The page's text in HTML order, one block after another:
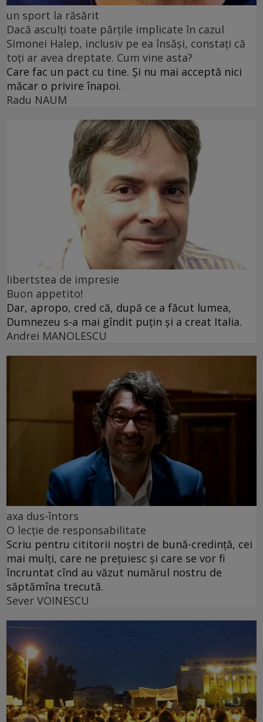
un sport la răsărit
Dacă asculți toate părțile implicate în cazul
Simonei Halep, inclusiv pe ea însăși, constați că
toți ar avea dreptate. Cum vine asta?
Care fac un pact cu tine. Și nu mai acceptă nici
măcar o privire înapoi.
Radu NAUM
libertstea de impresie
Buon appetito!
Dar, apropo, cred că, după ce a făcut lumea,
Dumnezeu s-a mai gîndit puțin și a creat Italia.
Andrei MANOLESCU
axa dus-întors
O lecție de responsabilitate
Scriu pentru cititorii noștri de bună-credință, cei
mai mulți, care ne prețuiesc și care se vor fi
încruntat cînd au văzut numărul nostru de
săptămîna trecută.
Sever VOINESCU